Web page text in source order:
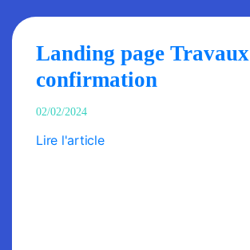
Landing page Travaux
confirmation
02/02/2024
Lire l'article